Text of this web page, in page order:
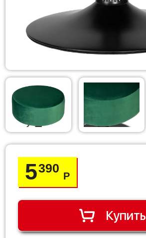
5390
Р
Купить